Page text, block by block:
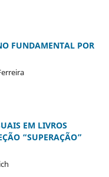
FUNDAMENTAL POR
EM LIVROS
“SUPERAÇÃO”